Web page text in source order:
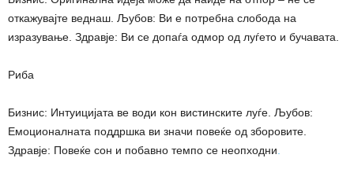
откажувајте веднаш. Љубов: Ви е потребна слобода на
изразување. Здравје: Ви се допаѓа одмор од луѓето и бучавата.
Риба
Бизнис: Интуицијата ве води кон вистинските луѓе. Љубов:
Емоционалната поддршка ви значи повеќе од зборовите.
Здравје: Повеќе сон и побавно темпо се неопходни